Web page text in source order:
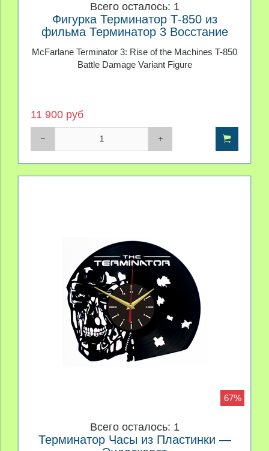
Всего осталось: 1
Фигурка Терминатор Т-850 из
фильма Терминатор 3 Восстание
McFarlane Terminator 3: Rise of the Machines T-850
Battle Damage Variant Figure
11 900 руб
67%
Всего осталось: 1
Терминатор Часы из Пластинки —